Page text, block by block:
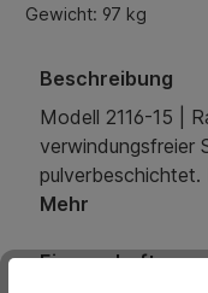
Gewicht: 97 kg
Beschreibung
Modell 2116-15 |
verwindungsfreier
Mehr
Eigenschaften